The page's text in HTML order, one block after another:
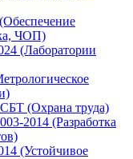
ЧОП)
(Лаборатории
(Охрана труда)
2014 (Разработка
(Устойчивое